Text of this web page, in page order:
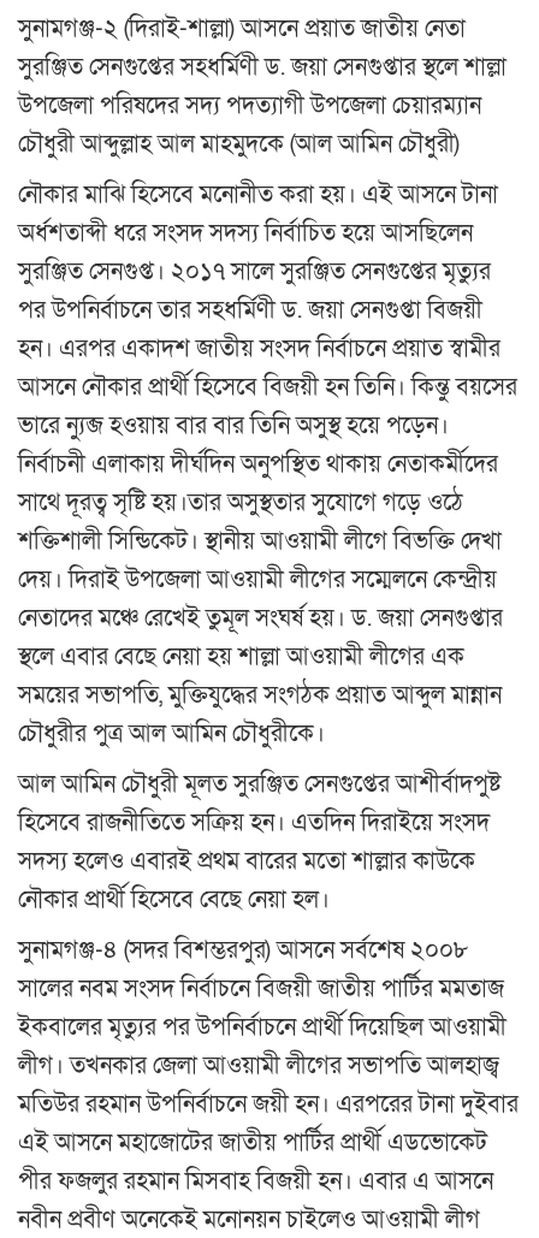
সুনামগঞ্জ-২ (দিরাই-শাল্লা) আসনে প্রয়াত জাতীয় নেতা
সুরঞ্জিত সেনগুপ্তের সহধর্মিণী ড. জয়া সেনগুপ্তার স্থলে শাল্লা
উপজেলা পরিষদের সদ্য পদত্যাগী উপজেলা চেয়ারম্যান
চৌধুরী আব্দুল্লাহ আল মাহমুদকে (আল আমিন চৌধুরী)
নৌকার মাঝি হিসেবে মনোনীত করা হয়। এই আসনে টানা
অর্ধশতাব্দী ধরে সংসদ সদস্য নির্বাচিত হয়ে আসছিলেন
সুরঞ্জিত সেনগুপ্ত। ২০১৭ সালে সুরঞ্জিত সেনগুপ্তের মৃত্যুর
পর উপনির্বাচনে তার সহধর্মিণী ড. জয়া সেনগুপ্তা বিজয়ী
হন। এরপর একাদশ জাতীয় সংসদ নির্বাচনে প্রয়াত স্বামীর
আসনে নৌকার প্রার্থী হিসেবে বিজয়ী হন তিনি। কিন্তু বয়সের
ভারে ন্যুব্জ হওয়ায় বার বার তিনি অসুস্থ হয়ে পড়েন।
নির্বাচনী এলাকায় দীর্ঘদিন অনুপস্থিত থাকায় নেতাকর্মীদের
সাথে দূরত্ব সৃষ্টি হয়।তার অসুস্থতার সুযোগে গড়ে ওঠে
শক্তিশালী সিন্ডিকেট। স্থানীয় আওয়ামী লীগে বিভক্তি দেখা
দেয়। দিরাই উপজেলা আওয়ামী লীগের সম্মেলনে কেন্দ্রীয়
নেতাদের মঞ্চে রেখেই তুমূল সংঘর্ষ হয়। ড. জয়া সেনগুপ্তার
স্থলে এবার বেছে নেয়া হয় শাল্লা আওয়ামী লীগের এক
সময়ের সভাপতি, মুক্তিযুদ্ধের সংগঠক প্রয়াত আব্দুল মান্নান
চৌধুরীর পুত্র আল আমিন চৌধুরীকে।
আল আমিন চৌধুরী মূলত সুরঞ্জিত সেনগুপ্তের আশীর্বাদপুষ্ট
হিসেবে রাজনীতিতে সক্রিয় হন। এতদিন দিরাইয়ে সংসদ
সদস্য হলেও এবারই প্রথম বারের মতো শাল্লার কাউকে
নৌকার প্রার্থী হিসেবে বেছে নেয়া হল।
সুনামগঞ্জ-৪ (সদর বিশম্ভরপুর) আসনে সর্বশেষ ২০০৮
সালের নবম সংসদ নির্বাচনে বিজয়ী জাতীয় পার্টির মমতাজ
ইকবালের মৃত্যুর পর উপনির্বাচনে প্রার্থী দিয়েছিল আওয়ামী
লীগ। তখনকার জেলা আওয়ামী লীগের সভাপতি আলহাজ্ব
মতিউর রহমান উপনির্বাচনে জয়ী হন। এরপরের টানা দুইবার
এই আসনে মহাজোটের জাতীয় পার্টির প্রার্থী এডভোকেট
পীর ফজলুর রহমান মিসবাহ বিজয়ী হন। এবার এ আসনে
নবীন প্রবীণ অনেকেই মনোনয়ন চাইলেও আওয়ামী লীগ